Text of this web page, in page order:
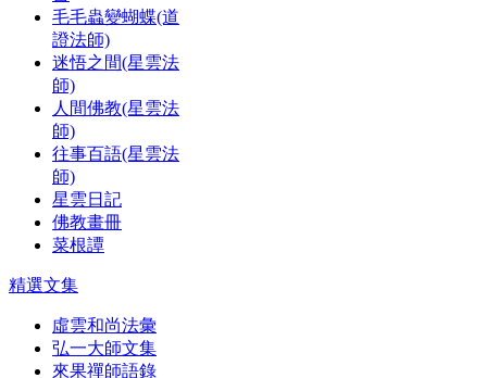
毛毛蟲變蝴蝶(道
證法師)
迷悟之間(星雲法
師)
人間佛教(星雲法
師)
往事百語(星雲法
師)
星雲日記
佛教畫冊
菜根譚
精選文集
虛雲和尚法彙
弘一大師文集
來果禪師語錄